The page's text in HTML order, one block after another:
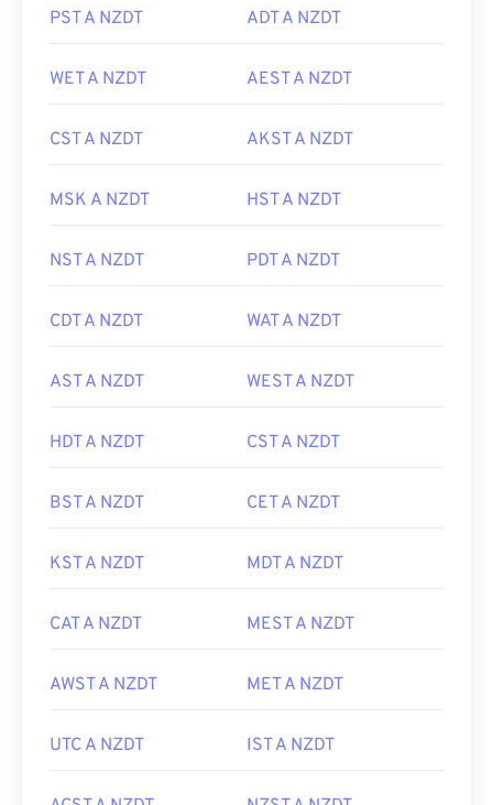
PST A NZDT ADT A NZDT
WET A NZDT AEST A NZDT
CST A NZDT AKST A NZDT
MSK A NZDT HST A NZDT
NST A NZDT PDT A NZDT
CDT A NZDT WAT A NZDT
AST A NZDT WEST A NZDT
HDT A NZDT CST A NZDT
BST A NZDT CET A NZDT
KST A NZDT MDT A NZDT
CAT A NZDT MEST A NZDT
AWST A NZDT MET A NZDT
UTC A NZDT IST A NZDT